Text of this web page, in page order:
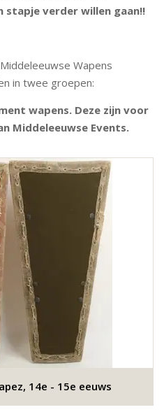
stapje verder willen gaan!!
Wapens
in twee groepen:
wapens. Deze zijn voor
Middeleeuwse Events.
14e - 15e eeuws